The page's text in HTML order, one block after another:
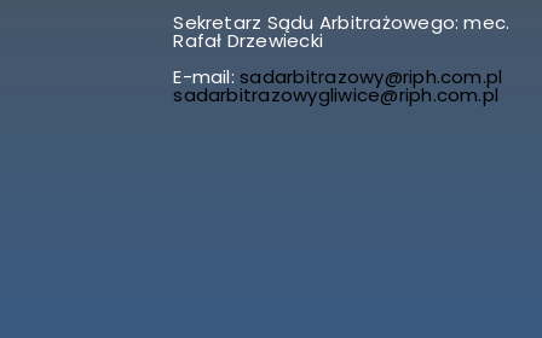
Sekretarz Sądu Arbitrażowego: mec.
Rafał Drzewiecki
E-mail:sadarbitrazowy@riph.com.pl
sadarbitrazowygliwice@riph.com.pl